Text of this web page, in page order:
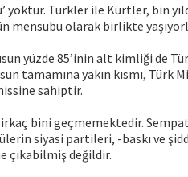
yoktur. Türkler ile Kürtler, bin
mensubu olarak birlikte
yüzde 85’inin alt kimliği de
tamamına yakın kısmı,
sahiptir.
bini geçmemektedir.
siyasi partileri, -baskı ve
çıkabilmiş değildir.